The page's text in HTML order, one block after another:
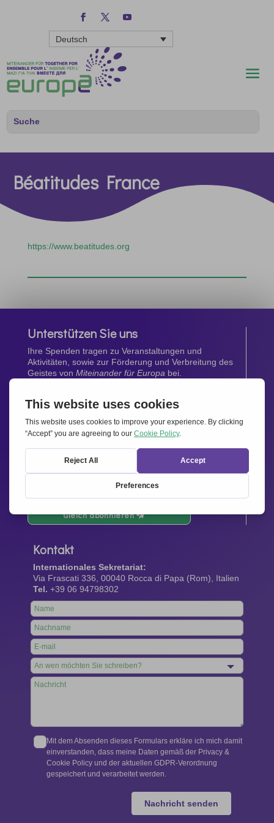
Deutsch
Béatitudes France
https://www.beatitudes.org
Unterstützen Sie uns
Ihre Spenden tragen zu Veranstaltungen und
Aktivitäten, sowie zur Förderung und Verbreitung des
Geistes von Miteinander für Europa bei.
Jetzt spenden
Newsletter
Bleiben Sie auf dem Laufenden mit den neuesten
Infos aus unserem Netzwerk.
Gleich abonnieren
Kontakt
Internationales Sekretariat:
Via Frascati 336, 00040 Rocca di Papa (Rom), Italien
Tel. +39 06 94798302
Leave
this
field
blank
Mit dem Absenden dieses Formulars erkläre ich mich damit
einverstanden, dass meine Daten gemäß der Privacy &
Cookie Policy und der aktuellen GDPR-Verordnung
gespeichert und verarbeitet werden.
Nachricht senden